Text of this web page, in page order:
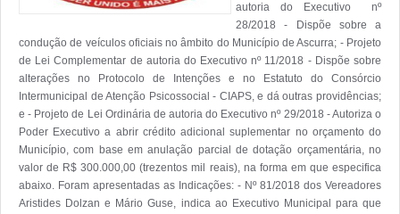
autoria do Executivo  nº
28/2018 - Dispõe sobre a
condução de veículos oficiais no âmbito do Município de Ascurra; - Projeto
de Lei Complementar de autoria do Executivo nº 11/2018 - Dispõe sobre
alterações no Protocolo de Intenções e no Estatuto do Consórcio
Intermunicipal de Atenção Psicossocial - CIAPS, e dá outras providências;
e - Projeto de Lei Ordinária de autoria do Executivo nº 29/2018 - Autoriza o
Poder Executivo a abrir crédito adicional suplementar no orçamento do
Município, com base em anulação parcial de dotação orçamentária, no
valor de R$ 300.000,00 (trezentos mil reais), na forma em que especifica
abaixo. Foram apresentadas as Indicações: - Nº 81/2018 dos Vereadores
Aristides Dolzan e Mário Guse, indica ao Executivo Municipal para que